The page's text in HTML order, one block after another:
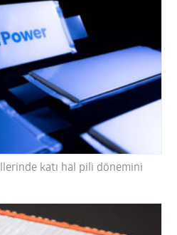
katı hal pili dönemini